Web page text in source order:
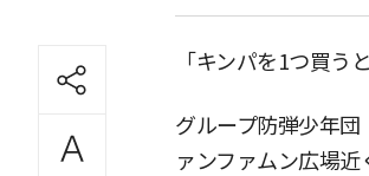
「キンパを1つ買う
グループ防弾少年
ァンファムン広場